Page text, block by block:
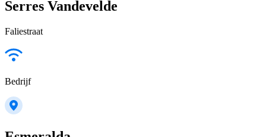
Serres Vandevelde
Faliestraat
Bedrijf